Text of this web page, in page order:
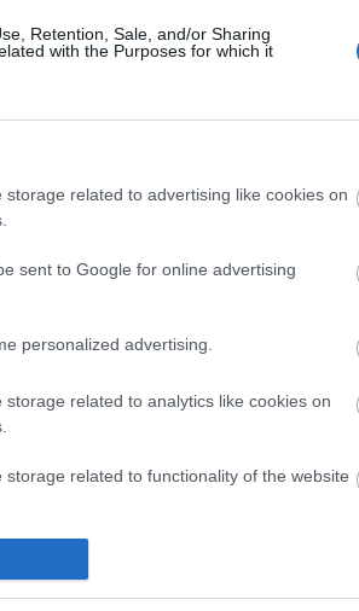
Retention, Sale, and/or Sharing
with the Purposes for which it
related to advertising like cookies on
sent to Google for online advertising
personalized advertising.
related to analytics like cookies on
related to functionality of the website
related to personalization.
(Snowpiercer)
semmilyen felelősséget nem vállal, azokat nem ellenőrzi. Kifogás esetén
nyomokban sem kimutathato). Gibson
bejon neki.